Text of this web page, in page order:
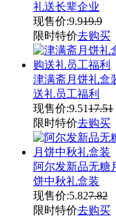
礼送长辈企业
现售价:9.919.9
限时特价去购买
津满斋月饼礼盒
送礼员工福利
现售价:9.5117.51
限时特价去购买
阿尔发新品无糖
饼中秋礼盒装
现售价:5.827.82
限时特价去购买